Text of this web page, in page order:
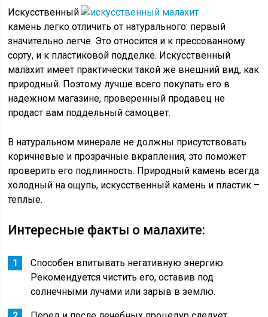
Искусственный
камень легко отличить от натурального: первый
значительно легче. Это относится и к прессованному
сорту, и к пластиковой подделке. Искусственный
малахит имеет практически такой же внешний вид, как
природный. Поэтому лучше всего покупать его в
надежном магазине, проверенный продавец не
продаст вам поддельный самоцвет.
В натуральном минерале не должны присутствовать
коричневые и прозрачные вкрапления, это поможет
проверить его подлинность. Природный камень всегда
холодный на ощупь, искусственный камень и пластик –
теплые.
Интересные факты о малахите:
Способен впитывать негативную энергию.
Рекомендуется чистить его, оставив под
солнечными лучами или зарыв в землю.